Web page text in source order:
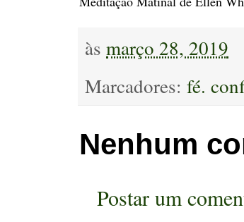
às março 28, 2019
Marcadores: fé.
Nenhum
Postar um